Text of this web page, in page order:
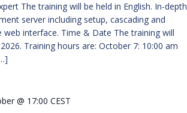
The training will be held in English. In-depth
server including setup, cascading and
interface. Time & Date The training will
Training hours are: October 7: 10:00 am
@ 17:00 CEST